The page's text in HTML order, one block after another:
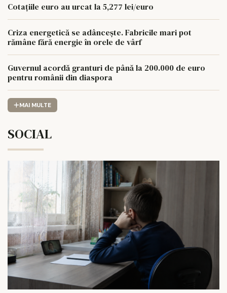
Cotațiile euro au urcat la 5,277 lei/euro
Criza energetică se adâncește. Fabricile mari pot
rămâne fără energie în orele de vârf
Guvernul acordă granturi de până la 200.000 de euro
pentru românii din diaspora
MAI MULTE
SOCIAL